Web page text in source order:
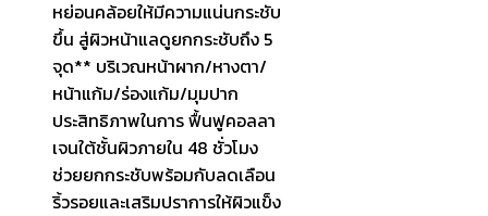
หย่อนคล้อยให้มีความแน่นกระชับ
ขึ้น สู่ผิวหน้าแลดูยกกระชับถึง 5
จุด** บริเวณหน้าผาก/หางตา/
หน้าแก้ม/ร่องแก้ม/มุมปาก
ประสิทธิภาพในการ ฟื้นฟูคอลลา
เจนใต้ชั้นผิวภายใน 48 ชั่วโมง
ช่วยยกกระชับพร้อมกับลดเลือน
ริ้วรอยและเสริมปราการให้ผิวแข็ง